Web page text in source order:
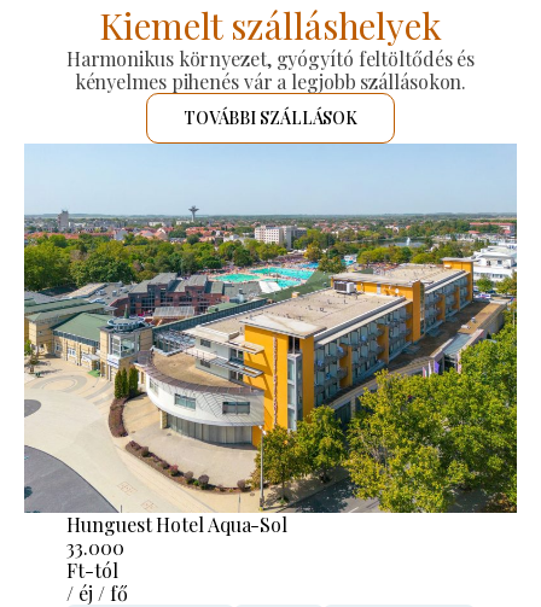
Kiemelt szálláshelyek
Harmonikus környezet, gyógyító feltöltődés és
kényelmes pihenés vár a legjobb szállásokon.
TOVÁBBI SZÁLLÁSOK
Hunguest Hotel Aqua-Sol
33.000
Ft-tól
/ éj / fő